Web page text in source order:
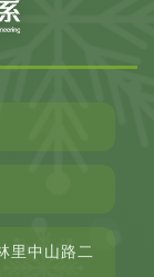
里中山路二